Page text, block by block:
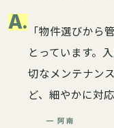
A.「物件選びから
とっています。
切なメンテナン
ど、細やかに対
— 阿南